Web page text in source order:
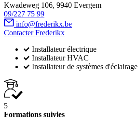
Kwadeweg 106, 9940 Evergem
09/227 75 99
info@frederikx.be
Contacter Frederikx
Installateur électrique
Installateur HVAC
Installateur de systèmes d'éclairage
5
Formations suivies